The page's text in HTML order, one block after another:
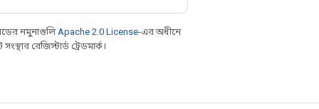
নমুনাগুলিApache 2.0 License-এর অধীনে
রেজিস্টার্ড ট্রেডমার্ক।